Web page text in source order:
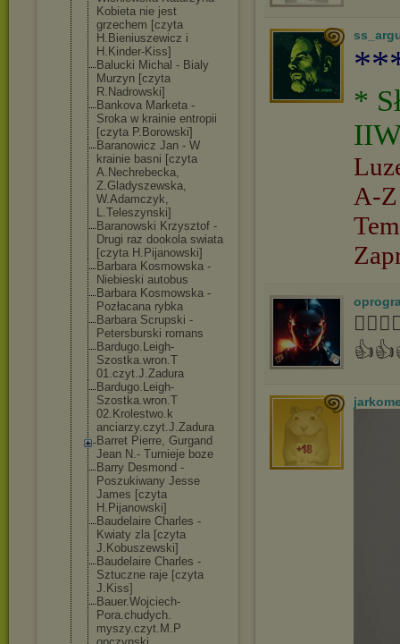
Kobieta nie jest
grzechem [czyta
H.Bieniuszewicz i
H.Kinder-Kiss]
Balucki Michal - Bialy
Murzyn [czyta
R.Nadrowski]
Bankova Marketa -
Sroka w krainie entropii
[czyta P.Borowski]
Baranowicz Jan - W
krainie basni [czyta
A.Nechrebecka,
Z.Gladyszewska,
W.Adamczyk,
L.Teleszynski]
Baranowski Krzysztof -
Drugi raz dookola swiata
[czyta H.Pijanowski]
Barbara Kosmowska -
Niebieski autobus
Barbara Kosmowska -
Pozłacana rybka
Barbara Scrupski -
Petersburski romans
Bardugo.Leigh-
Szostka.wron.T
01.czyt.J.Zadura
Bardugo.Leigh-
Szostka.wron.T
02.Krolestwo.k
anciarzy.czyt.J.Zadura
Barret Pierre, Gurgand
Jean N.- Turnieje boze
Barry Desmond -
Poszukiwany Jesse
James [czyta
H.Pijanowski]
Baudelaire Charles -
Kwiaty zla [czyta
J.Kobuszewski]
Baudelaire Charles -
Sztuczne raje [czyta
J.Kiss]
Bauer.Wojciech-
Pora.chudych.
myszy.czyt.M.P
*
A-